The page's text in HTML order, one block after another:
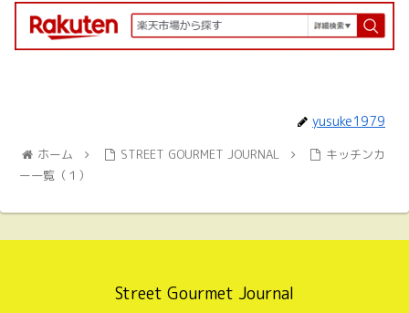
yusuke1979
ホーム STREET GOURMET JOURNAL
キッチンカ
ー一覧（１）
Street Gourmet Journal